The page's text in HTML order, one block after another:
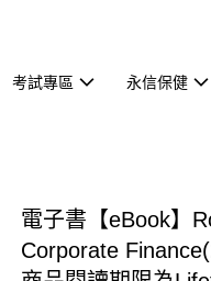
考試專區 永信保健
電子書【eBook】
Corporate